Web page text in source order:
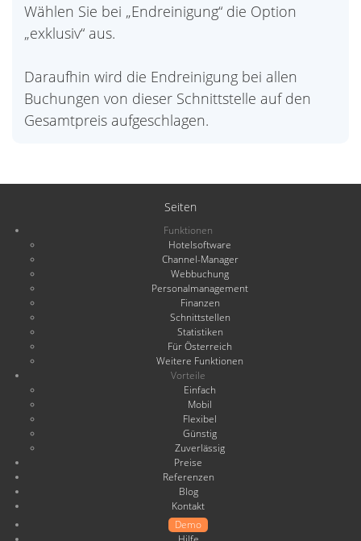
Wählen Sie bei „Endreinigung“ die Option
„exklusiv“ aus.
Daraufhin wird die Endreinigung bei allen
Buchungen von dieser Schnittstelle auf den
Gesamtpreis aufgeschlagen.
Seiten
Funktionen
Hotelsoftware
Channel-Manager
Webbuchung
Personalmanagement
Finanzen
Schnittstellen
Statistiken
Für Österreich
Weitere Funktionen
Vorteile
Einfach
Mobil
Flexibel
Günstig
Zuverlässig
Preise
Referenzen
Blog
Kontakt
Demo